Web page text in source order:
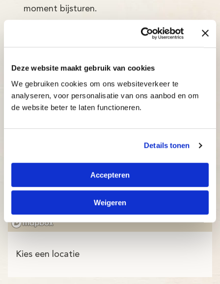
Deze website maakt gebruik van cookies
We gebruiken cookies om ons websiteverkeer te
analyseren, voor personalisatie van ons aanbod en om
de website beter te laten functioneren.
Details tonen
Accepteren
Weigeren
moment bijsturen.
Kies een locatie